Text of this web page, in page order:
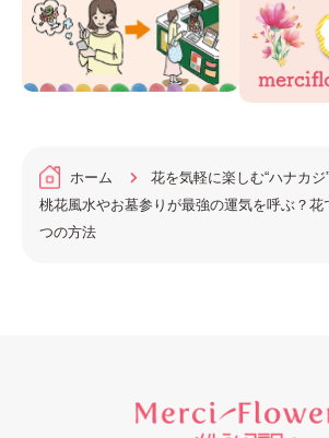
ホーム 花を気軽に楽しむ“ハナカジ”
桃花風水やお墓参りが最強の運気を呼ぶ？花
つの方法